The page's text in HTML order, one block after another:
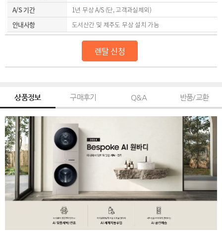
A/S 기간
1년 무상 A/S (단, 고객과실제외)
안내사항
도서산간 및 제주도 무상 설치 가능
렌탈 신청
상품정보 구매후기 Q&A 반품/교환